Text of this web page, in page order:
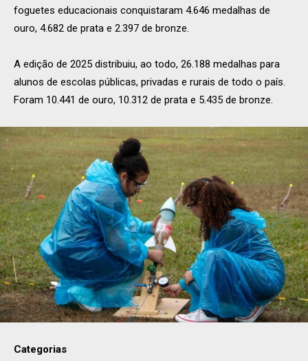
foguetes educacionais conquistaram 4.646 medalhas de
ouro, 4.682 de prata e 2.397 de bronze.
A edição de 2025 distribuiu, ao todo, 26.188 medalhas para
alunos de escolas públicas, privadas e rurais de todo o país.
Foram 10.441 de ouro, 10.312 de prata e 5.435 de bronze.
Categorias